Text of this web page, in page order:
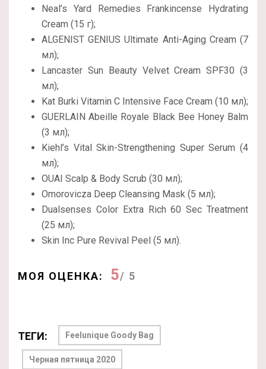
Neal’s Yard Remedies Frankincense Hydrating
Cream (15 г);
ALGENIST GENIUS Ultimate Anti-Aging Cream (7
мл);
Lancaster Sun Beauty Velvet Cream SPF30 (3
мл);
Kat Burki Vitamin C Intensive Face Cream (10 мл);
GUERLAIN Abeille Royale Black Bee Honey Balm
(3 мл);
Kiehl’s Vital Skin-Strengthening Super Serum (4
мл);
OUAI Scalp & Body Scrub (30 мл);
Omorovicza Deep Cleansing Mask (5 мл);
Dualsenses Color Extra Rich 60 Sec Treatment
(25 мл);
Skin Inc Pure Revival Peel (5 мл).
МОЯ ОЦЕНКА: 5/ 5
ТЕГИ: Feelunique Goody Bag
Черная пятница 2020